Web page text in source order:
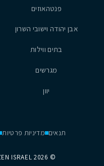
פנטהאוזים
אבן יהודה וישובי השרון
בתים ווילות
מגרשים
יוון
תנאים מדיניות פרטיות
©
2026